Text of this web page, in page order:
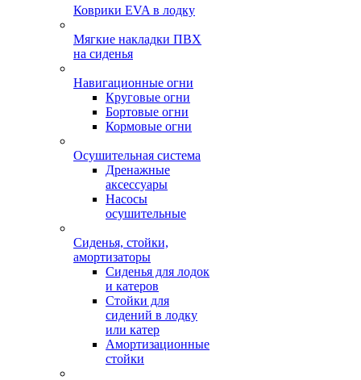
Коврики EVA в лодку
Мягкие накладки ПВХ
на сиденья
Навигационные огни
Круговые огни
Бортовые огни
Кормовые огни
Осушительная система
Дренажные
аксессуары
Насосы
осушительные
Сиденья, стойки,
амортизаторы
Сиденья для лодок
и катеров
Стойки для
сидений в лодку
или катер
Амортизационные
стойки